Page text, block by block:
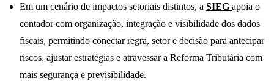
Em um cenário de impactos setoriais distintos, a SIEG apoia o
contador com organização, integração e visibilidade dos dados
fiscais, permitindo conectar regra, setor e decisão para antecipar
riscos, ajustar estratégias e atravessar a Reforma Tributária com
mais segurança e previsibilidade.